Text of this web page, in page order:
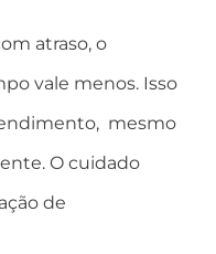
atraso, o
vale menos. Isso
mesmo
O cuidado
de